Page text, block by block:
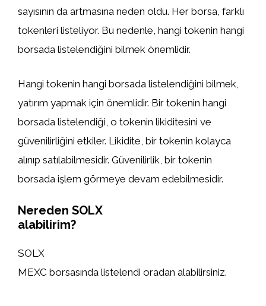
sayısının da artmasına neden oldu. Her borsa, farklı
tokenleri listeliyor. Bu nedenle, hangi tokenin hangi
borsada listelendiğini bilmek önemlidir.
Hangi tokenin hangi borsada listelendiğini bilmek,
yatırım yapmak için önemlidir. Bir tokenin hangi
borsada listelendiği, o tokenin likiditesini ve
güvenilirliğini etkiler. Likidite, bir tokenin kolayca
alınıp satılabilmesidir. Güvenilirlik, bir tokenin
borsada işlem görmeye devam edebilmesidir.
Nereden SOLX
alabilirim?
SOLX
MEXC borsasında listelendi oradan alabilirsiniz.